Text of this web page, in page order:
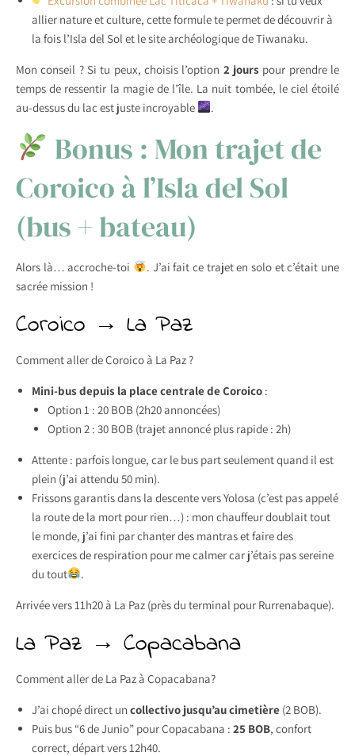
allier nature et culture, cette formule te permet de découvrir à
la fois l’Isla del Sol et le site archéologique de Tiwanaku.
Mon conseil ? Si tu peux, choisis l’option 2 jours pour prendre le
temps de ressentir la magie de l’île. La nuit tombée, le ciel étoilé
au-dessus du lac est juste incroyable
.
Bonus : Mon trajet de
Coroico à l’Isla del Sol
(bus + bateau)
Alors là… accroche-toi
. J’ai fait ce trajet en solo et c’était une
sacrée mission !
Coroico → La Paz
Comment aller de Coroico à La Paz ?
Mini-bus depuis la place centrale de Coroico :
Option 1 : 20 BOB (2h20 annoncées)
Option 2 : 30 BOB (trajet annoncé plus rapide : 2h)
Attente : parfois longue, car le bus part seulement quand il est
plein (j’ai attendu 50 min).
Frissons garantis dans la descente vers Yolosa (c’est pas appelé
la route de la mort pour rien…) : mon chauffeur doublait tout
le monde, j’ai fini par chanter des mantras et faire des
exercices de respiration pour me calmer car j’étais pas sereine
du tout
.
Arrivée vers 11h20 à La Paz (près du terminal pour Rurrenabaque).
La Paz → Copacabana
Comment aller de La Paz à Copacabana?
J’ai chopé direct un collectivo jusqu’au cimetière (2 BOB).
Puis bus “6 de Junio” pour Copacabana : 25 BOB, confort
correct, départ vers 12h40.